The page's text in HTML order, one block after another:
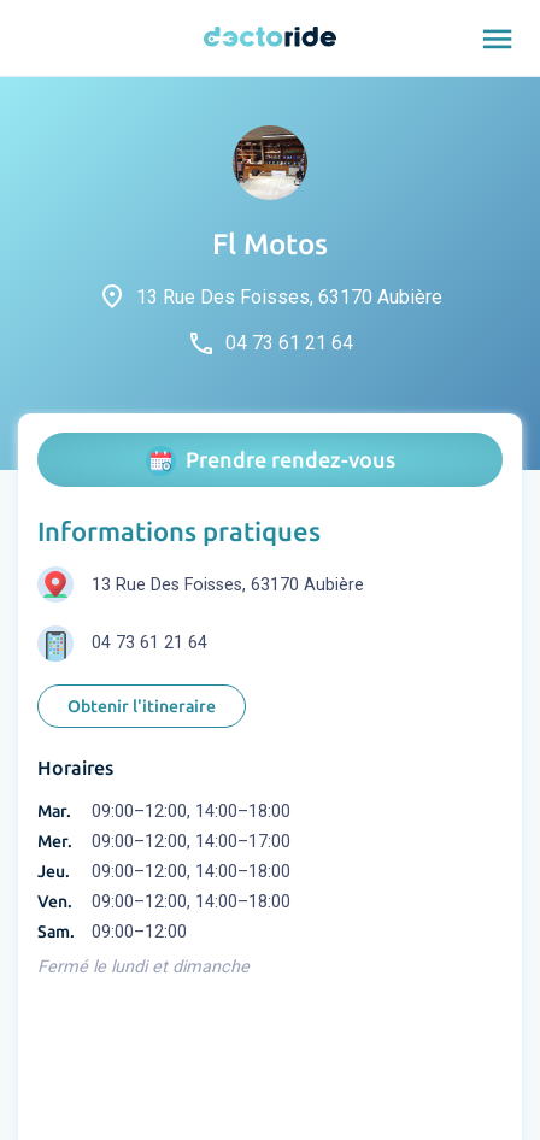
menu
Fl Motos
place 13 Rue Des Foisses, 63170 Aubière
phone 04 73 61 21 64
Prendre rendez-vous
Informations pratiques
13 Rue Des Foisses, 63170 Aubière
04 73 61 21 64
Obtenir l'itineraire
Horaires
Mar. 09:00–12:00, 14:00–18:00
Mer. 09:00–12:00, 14:00–17:00
Jeu. 09:00–12:00, 14:00–18:00
Ven. 09:00–12:00, 14:00–18:00
Sam.
09:00–12:00
Fermé le lundi et dimanche